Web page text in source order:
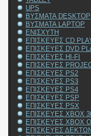
UPS
ΒΥΣΜΑΤΑ DESKTOP
ΒΥΣΜΑΤΑ LAPTOP
ΕΝΙΣΧΥΤΗ
ΕΠΙΣΚΕΥΕΣ CD
ΕΠΙΣΚΕΥΕΣ DVD
ΕΠΙΣΚΕΥΕΣ HI-FI
ΕΠΙΣΚΕΥΕΣ
ΕΠΙΣΚΕΥΕΣ PS2
ΕΠΙΣΚΕΥΕΣ PS3
ΕΠΙΣΚΕΥΕΣ PS4
ΕΠΙΣΚΕΥΕΣ PSP
ΕΠΙΣΚΕΥΕΣ PSX
ΕΠΙΣΚΕΥΕΣ XBOX
ΕΠΙΣΚΕΥΕΣ XBOX
ΕΠΙΣΚΕΥΕΣ